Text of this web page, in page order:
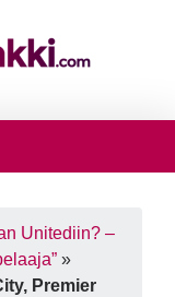
Unitediin? –
»
Premier